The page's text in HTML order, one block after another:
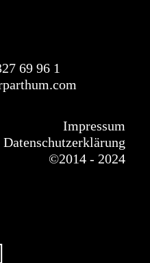
6996 1
Impressum
Datenschutzerklärung
©2014 - 2024